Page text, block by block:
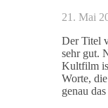
21. Mai
Der Titel
sehr gut.
Kultfilm
Worte,
genau